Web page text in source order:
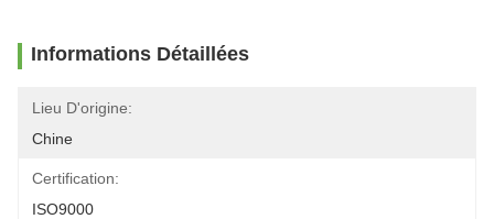
Informations Détaillées
Lieu D'origine:
Chine
Certification:
ISO9000